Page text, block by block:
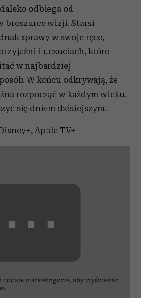
odbiega od
broszurce wizji. Starsi
sprawy w swoje ręce,
i uczuciach, które
w najbardziej
W końcu odkrywają, że
rozpocząć w każdym wieku.
się dniem dzisiejszym.
Apple TV+
⋯
cookie marketingowe, aby wyświetlić